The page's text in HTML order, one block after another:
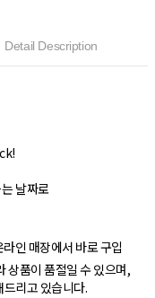
Detail Description
날짜로
인 매장에서 바로 구입
상품이 품절일 수 있으며,
리고 있습니다.